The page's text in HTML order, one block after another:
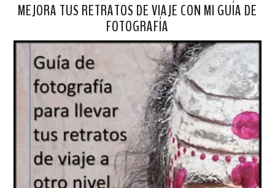
MEJORA TUS RETRATOS DE VIAJE CON MI GUÍA DE
FOTOGRAFÍA